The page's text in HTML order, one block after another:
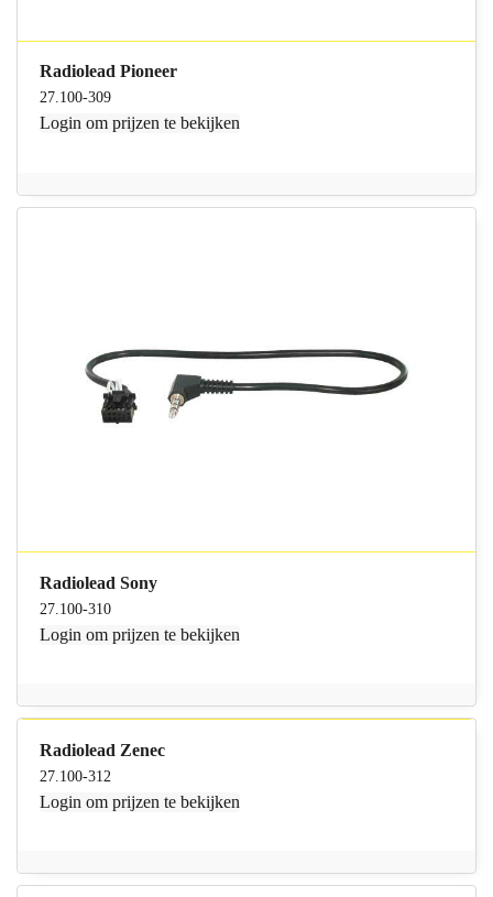
Radiolead Pioneer
27.100-309
Login om prijzen te bekijken
Radiolead Sony
27.100-310
Login om prijzen te bekijken
Radiolead Zenec
27.100-312
Login om prijzen te bekijken